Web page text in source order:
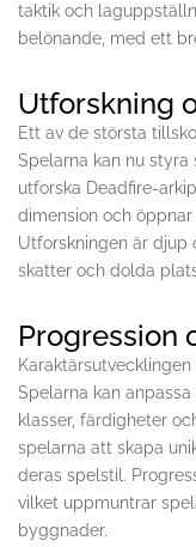
taktik och
belönande, med ett
Utforskning
Ett av de största
Spelarna kan nu
utforska Deadfire-
dimension och
Utforskningen är djup
skatter och dolda
Progression
Spelarna kan
klasser, färdigheter
spelarna att skapa
deras spelstil.
vilket uppmuntrar
byggnader.